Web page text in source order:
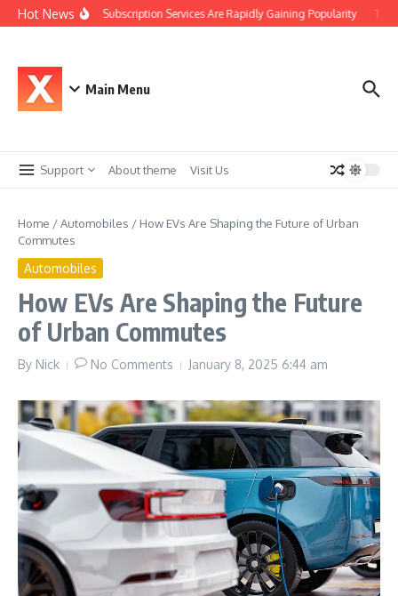
Skip to content
Hot NewsWhy Car Subscription Services Are Rapidly Gaining Popularity The
Main Menu
Support About theme Visit Us
Home /Automobiles / How EVs Are Shaping the Future of Urban
Commutes
Automobiles
How EVs Are Shaping the Future
of Urban Commutes
By Nick No Comments January 8, 2025 6:44 am